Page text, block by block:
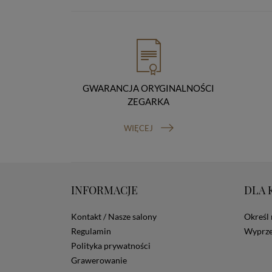
GWARANCJA ORYGINALNOŚCI
ZEGARKA
WIĘCEJ
INFORMACJE
Kontakt / Nasze salony
Regulamin
Polityka prywatności
Grawerowanie
DLA
Określ